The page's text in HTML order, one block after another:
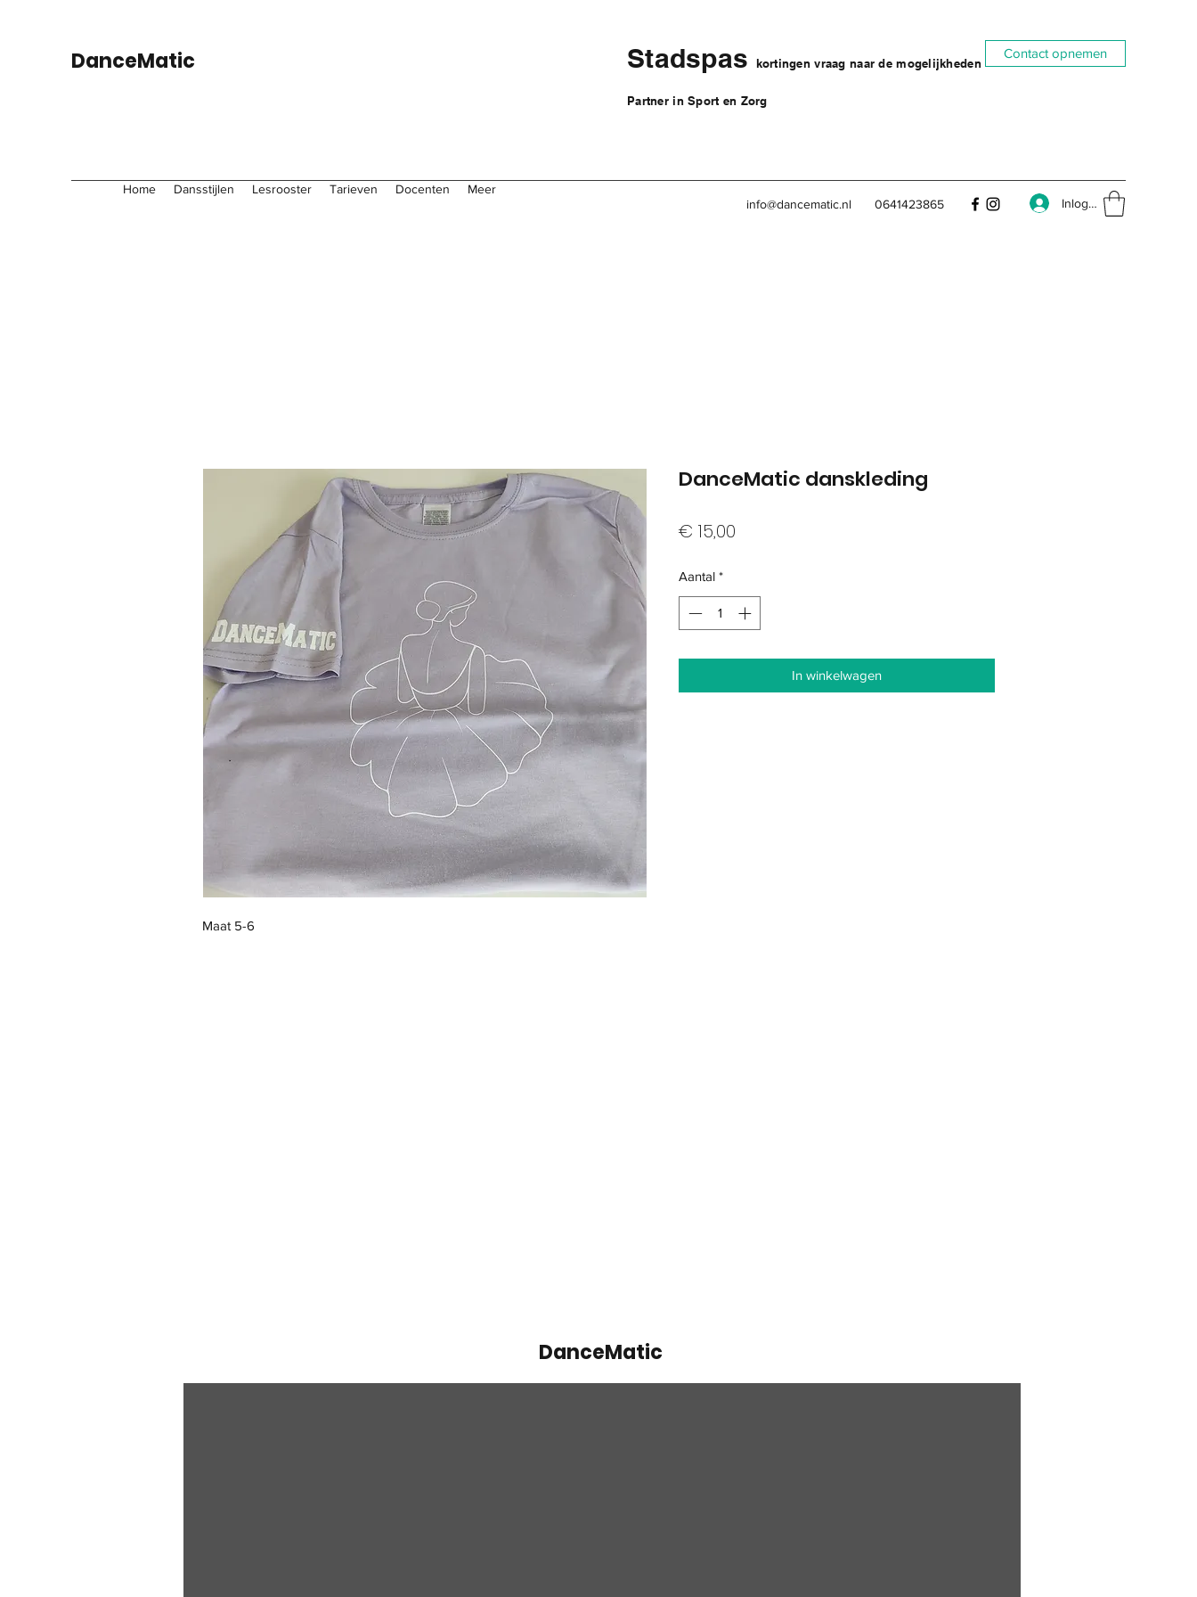
DanceMatic Stadspas kortingen vraag naar de mogelijkheden
Partner in Sport en Zorg
Contact opnemen
Home Dansstijlen Lesrooster Tarieven Docenten
Meer
info@dancematic.nl
0641423865 Inloggen
Maat 5-6
DanceMatic danskleding
€ 15,00
Aantal *
In winkelwagen
DanceMatic